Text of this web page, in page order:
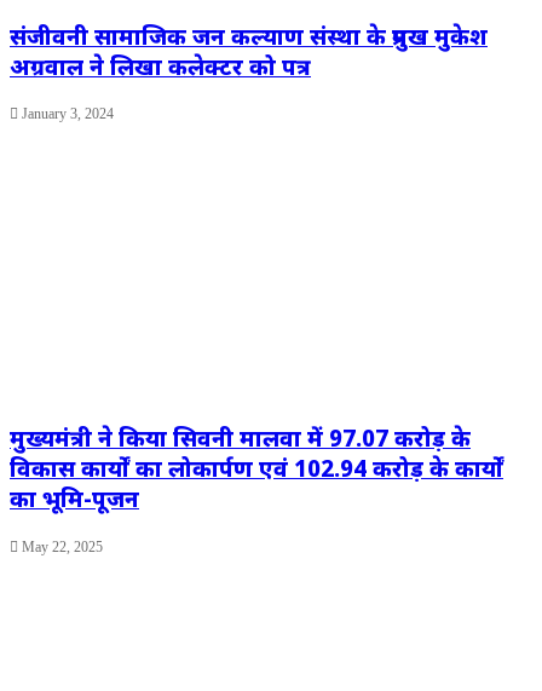
संजीवनी सामाजिक जन कल्याण संस्था के प्रमुख मुकेश
अग्रवाल ने लिखा कलेक्टर को पत्र
January 3, 2024
मुख्यमंत्री ने किया सिवनी मालवा में 97.07 करोड़ के
विकास कार्यों का लोकार्पण एवं 102.94 करोड़ के कार्यों
का भूमि-पूजन
May 22, 2025